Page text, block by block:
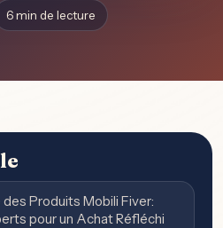
6 min de lecture
Produits Mobili Fiver:
pour un Achat Réfléchi